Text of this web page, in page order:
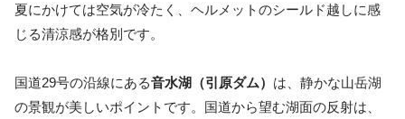
夏にかけては空気が冷たく、ヘルメットのシールド越しに感
じる清涼感が格別です。
国道29号の沿線にある音水湖（引原ダム） は、静かな山岳湖
の景観が美しいポイントです。国道から望む湖面の反射は、